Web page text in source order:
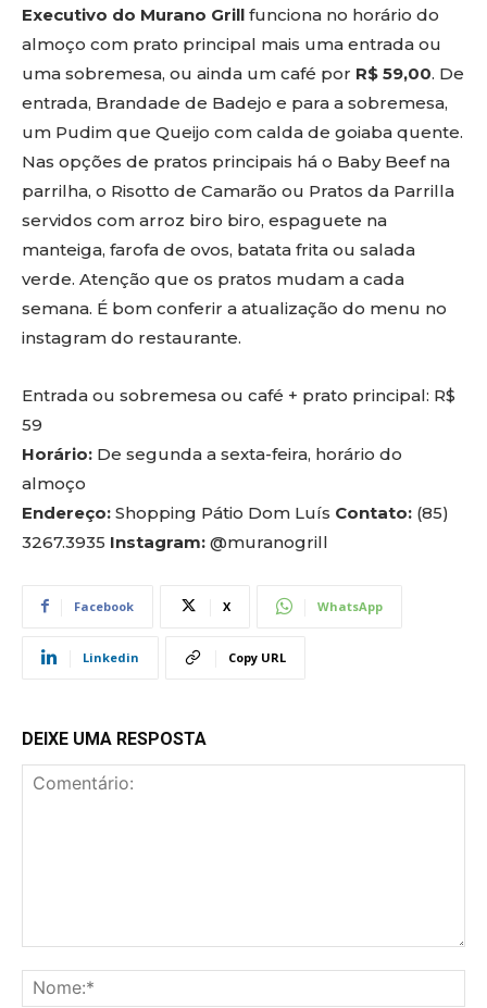
Executivo do Murano Grill funciona no horário do
almoço com prato principal mais uma entrada ou
uma sobremesa, ou ainda um café por R$ 59,00. De
entrada, Brandade de Badejo e para a sobremesa,
um Pudim que Queijo com calda de goiaba quente.
Nas opções de pratos principais há o Baby Beef na
parrilha, o Risotto de Camarão ou Pratos da Parrilla
servidos com arroz biro biro, espaguete na
manteiga, farofa de ovos, batata frita ou salada
verde. Atenção que os pratos mudam a cada
semana. É bom conferir a atualização do menu no
instagram do restaurante.
Entrada ou sobremesa ou café + prato principal: R$
59
Horário: De segunda a sexta-feira, horário do
almoço
Endereço: Shopping Pátio Dom Luís Contato: (85)
3267.3935 Instagram: @muranogrill
Facebook X WhatsApp
Linkedin Copy URL
DEIXE UMA RESPOSTA